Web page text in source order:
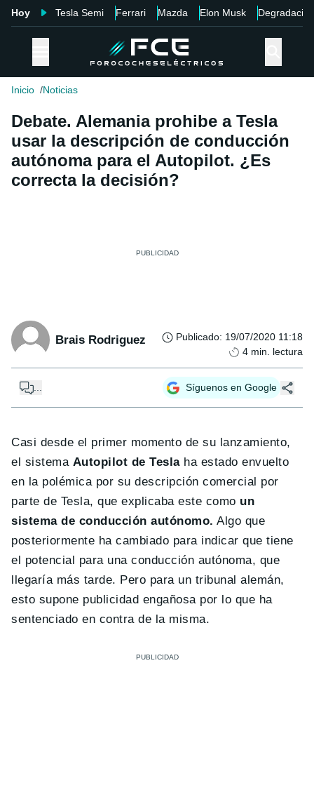
Hoy Tesla Semi Ferrari Mazda Elon Musk Degradación
Inicio Noticias
Debate. Alemania prohibe a Tesla
usar la descripción de conducción
autónoma para el Autopilot. ¿Es
correcta la decisión?
Brais Rodriguez Publicado: 19/07/2020 11:18
4 min. lectura
... Síguenos en Google
Casi desde el primer momento de su lanzamiento,
el sistema Autopilot de Teslaha estado envuelto
en la polémica por su descripción comercial por
parte de Tesla, que explicaba este como un
sistema de conducción autónomo. Algo que
posteriormente ha cambiado para indicar que tiene
el potencial para una conducción autónoma, que
llegaría más tarde. Pero para un tribunal alemán,
esto supone publicidad engañosa por lo que ha
sentenciado en contra de la misma.